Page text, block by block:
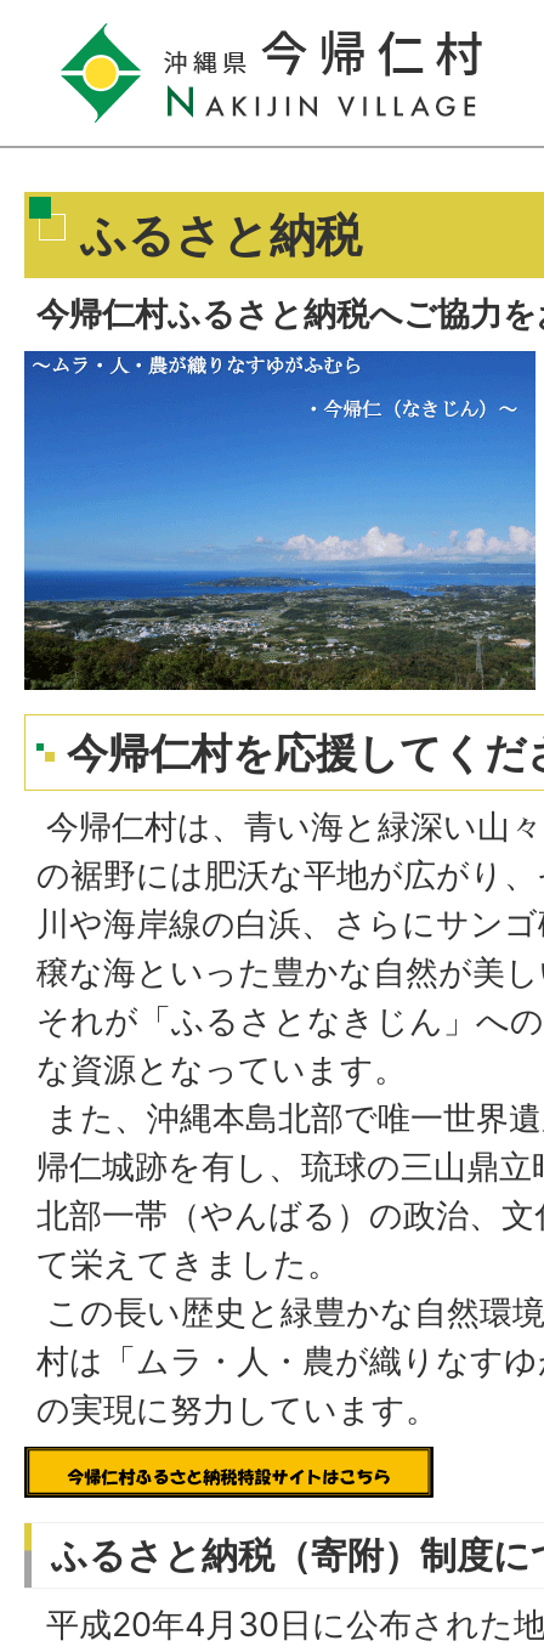
ふるさと納税
今帰仁村ふるさと納税へご協力
今帰仁村を応援してくだ
今帰仁村は、青い海と緑深い山
の裾野には肥沃な平地が広がり
川や海岸線の白浜、さらにサン
穣な海といった豊かな自然が美
それが「ふるさとなきじん」へ
な資源となっています。
また、沖縄本島北部で唯一世界
帰仁城跡を有し、琉球の三山鼎
北部一帯（やんばる）の政治、
て栄えてきました。
この長い歴史と緑豊かな自然環
村は「ムラ・人・農が織りなす
の実現に努力しています。
ふるさと納税（寄附）制度に
平成20年4月30日に公布された